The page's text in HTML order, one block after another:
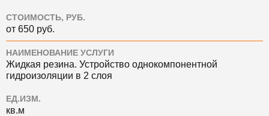
СТОИМОСТЬ, РУБ.
от 650 руб.
НАИМЕНОВАНИЕ УСЛУГИ
Жидкая резина. Устройство однокомпонентной
гидроизоляции в 2 слоя
ЕД.ИЗМ.
кв.м